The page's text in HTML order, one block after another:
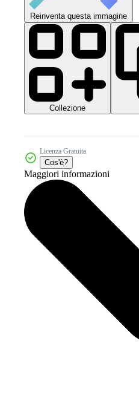
Reinventa questa immagine
Collezione
Licenza Gratuita
Cos'è?
Maggiori informazioni